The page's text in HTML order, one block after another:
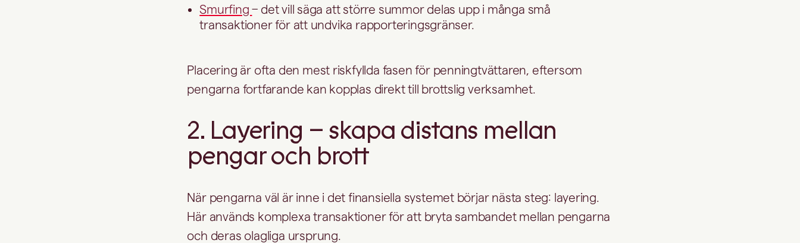
Smurfing– det vill säga att större summor delas upp i många små
transaktioner för att undvika rapporteringsgränser.
Placering är ofta den mest riskfyllda fasen för penningtvättaren, eftersom
pengarna fortfarande kan kopplas direkt till brottslig verksamhet.
2. Layering – skapa distans mellan
pengar och brott
När pengarna väl är inne i det finansiella systemet börjar nästa steg: layering.
Här används komplexa transaktioner för att bryta sambandet mellan pengarna
och deras olagliga ursprung.